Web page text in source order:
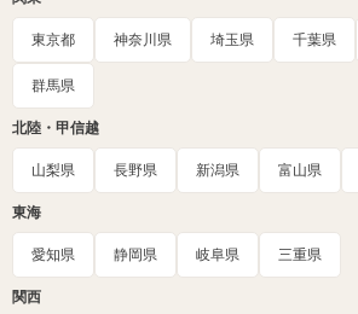
東京都 神奈川県 埼玉県 千葉県
群馬県
北陸・甲信越
山梨県 長野県 新潟県 富山県
東海
愛知県 静岡県 岐阜県 三重県
関西